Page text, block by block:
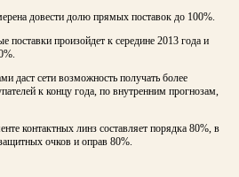
довести долю прямых поставок до 100%.
произойдет к середине 2013 года и
даст сети возможность получать более
к концу года, по внутренним прогнозам,
контактных линз составляет порядка 80%, в
очков и оправ 80%.